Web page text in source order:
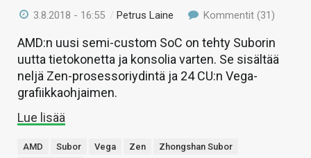
3.8.2018 - 16:55 /Petrus Laine Kommentit (31)
AMD:n uusi semi-custom SoC on tehty Suborin
uutta tietokonetta ja konsolia varten. Se sisältää
neljä Zen-prosessoriydintä ja 24 CU:n Vega-
grafiikkaohjaimen.
Lue lisää
AMD Subor Vega Zen
Zhongshan Subor